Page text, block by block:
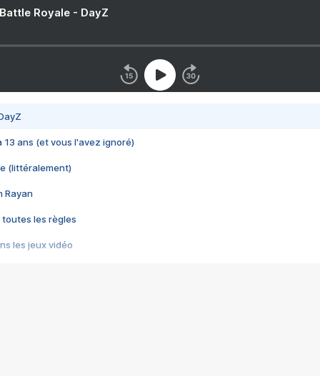
Royale - DayZ
13 ans (et vous l'avez ignoré)
(littéralement)
Rayan
toutes les règles
les jeux vidéo